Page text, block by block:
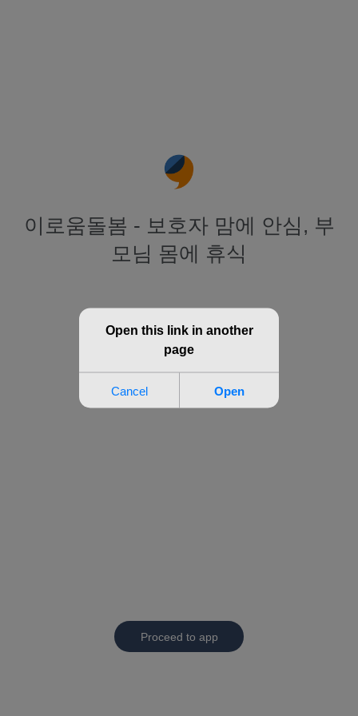
이로움돌봄 - 보호자 맘에 안심, 부
모님 몸에 휴식
Proceed to app